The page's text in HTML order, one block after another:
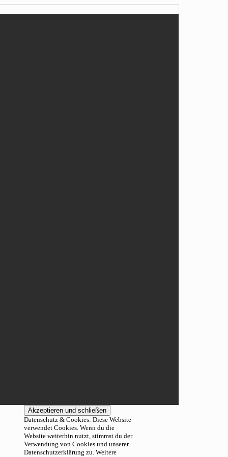
Datenschutz & Cookies: Diese Website
verwendet Cookies. Wenn du die
Website weiterhin nutzt, stimmst du der
Verwendung von Cookies und unserer
Datenschutzerklärung zu. Weitere